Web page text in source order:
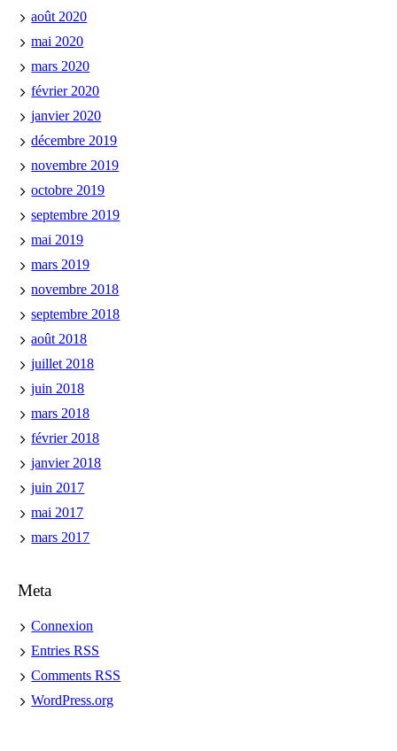
août 2020
mai 2020
mars 2020
février 2020
janvier 2020
décembre 2019
novembre 2019
octobre 2019
septembre 2019
mai 2019
mars 2019
novembre 2018
septembre 2018
août 2018
juillet 2018
juin 2018
mars 2018
février 2018
janvier 2018
juin 2017
mai 2017
mars 2017
Meta
Connexion
EntriesRSS
CommentsRSS
WordPress.org